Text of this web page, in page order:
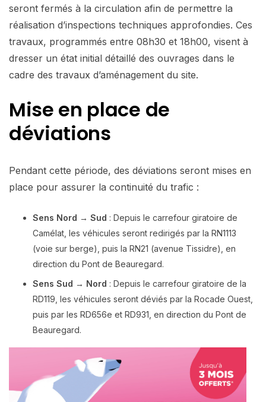
seront fermés à la circulation afin de permettre la
réalisation d’inspections techniques approfondies. Ces
travaux, programmés entre 08h30 et 18h00, visent à
dresser un état initial détaillé des ouvrages dans le
cadre des travaux d’aménagement du site.
Mise en place de
déviations
Pendant cette période, des déviations seront mises en
place pour assurer la continuité du trafic :
Sens Nord → Sud : Depuis le carrefour giratoire de
Camélat, les véhicules seront redirigés par la RN1113
(voie sur berge), puis la RN21 (avenue Tissidre), en
direction du Pont de Beauregard.
Sens Sud → Nord : Depuis le carrefour giratoire de la
RD119, les véhicules seront déviés par la Rocade Ouest,
puis par les RD656e et RD931, en direction du Pont de
Beauregard.